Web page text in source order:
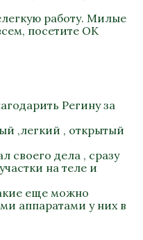
работу. Милые
посетите ОК
Регину за
,легкий , открытый
своего дела , сразу
на теле и
еще можно
аппаратами у них в